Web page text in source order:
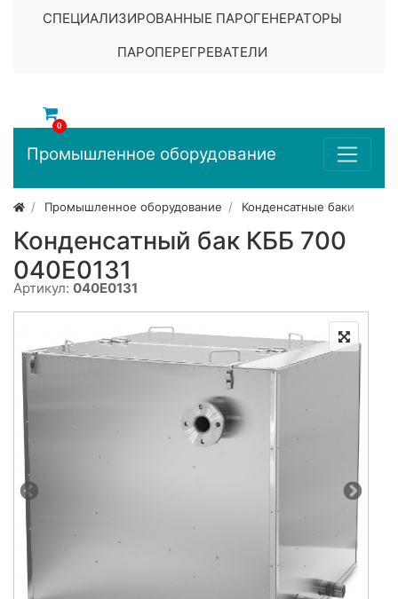
СПЕЦИАЛИЗИРОВАННЫЕ ПАРОГЕНЕРАТОРЫ
ПАРОПЕРЕГРЕВАТЕЛИ
0
Промышленное оборудование
Промышленное оборудование Конденсатные баки
Конденсатный бак КББ 700
040E0131
Артикул: 040E0131